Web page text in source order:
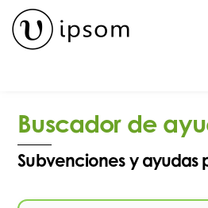
Skip
content
Buscador de
Subvenciones y ayudas